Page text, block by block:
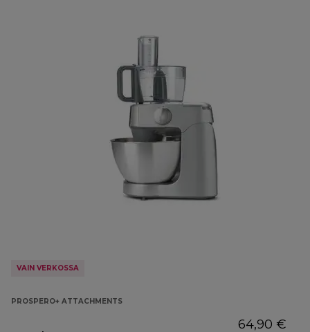
VAIN VERKOSSA
PROSPERO+ ATTACHMENTS
64,90 €